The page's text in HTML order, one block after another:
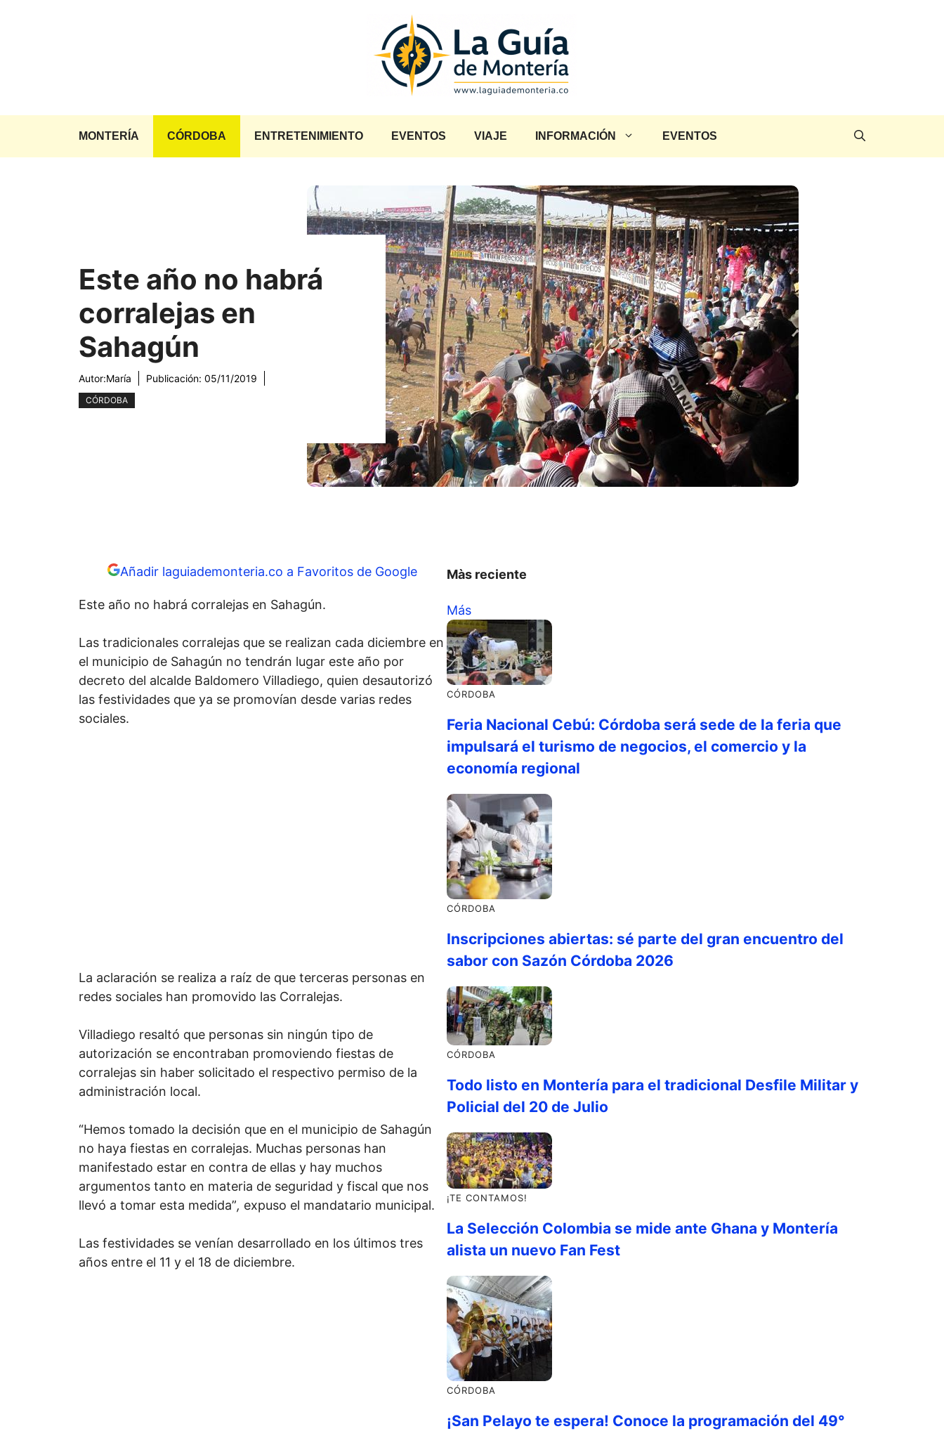
MONTERÍA CÓRDOBA ENTRETENIMIENTO EVENTOS VIAJE INFORMACIÓN EVENTOS
Este año no habrá
corralejas en
Sahagún
Autor:María Publicación: 05/11/2019
CÓRDOBA
Añadir laguiademonteria.co a Favoritos de Google
Este año no habrá corralejas en Sahagún.
Las tradicionales corralejas que se realizan cada diciembre en
el municipio de Sahagún no tendrán lugar este año por
decreto del alcalde Baldomero Villadiego, quien desautorizó
las festividades que ya se promovían desde varias redes
sociales.
La aclaración se realiza a raíz de que terceras personas en
redes sociales han promovido las Corralejas.
Villadiego resaltó que personas sin ningún tipo de
autorización se encontraban promoviendo fiestas de
corralejas sin haber solicitado el respectivo permiso de la
administración local.
“Hemos tomado la decisión que en el municipio de Sahagún
no haya fiestas en corralejas. Muchas personas han
manifestado estar en contra de ellas y hay muchos
argumentos tanto en materia de seguridad y fiscal que nos
llevó a tomar esta medida”, expuso el mandatario municipal.
Las festividades se venían desarrollado en los últimos tres
años entre el 11 y el 18 de diciembre.
Màs reciente
Más
CÓRDOBA
Feria Nacional Cebú: Córdoba será sede de la feria que
impulsará el turismo de negocios, el comercio y la
economía regional
CÓRDOBA
Inscripciones abiertas: sé parte del gran encuentro del
sabor con Sazón Córdoba 2026
CÓRDOBA
Todo listo en Montería para el tradicional Desfile Militar y
Policial del 20 de Julio
¡TE CONTAMOS!
La Selección Colombia se mide ante Ghana y Montería
alista un nuevo Fan Fest
CÓRDOBA
¡San Pelayo te espera! Conoce la programación del 49°